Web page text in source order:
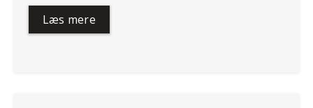
Læs mere